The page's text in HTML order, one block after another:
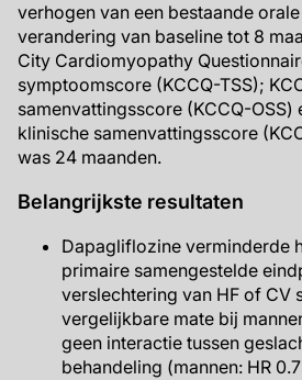
verhogen van een bestaande
verandering van baseline tot 8
City Cardiomyopathy
symptoomscore (KCCQ-TSS);
samenvattingsscore (KCCQ-OSS)
klinische samenvattingsscore
was 24 maanden.
Belangrijkste resultaten
Dapagliflozine verminderde
primaire samengestelde
verslechtering van HF of CV
vergelijkbare mate bij
geen interactie tussen
behandeling (mannen: HR